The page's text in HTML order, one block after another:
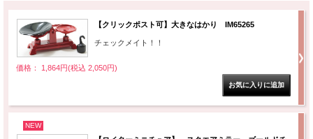
【クリックポスト可】大きなはかり IM65265
チェックメイト！！
価格： 1,864円(税込 2,050円)
NEW